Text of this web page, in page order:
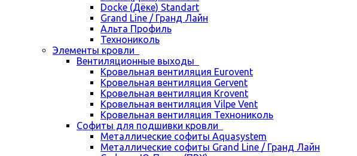
Docke (Дёке) Standart
Grand Line / Гранд Лайн
Альта Профиль
Технониколь
Элементы кровли
Вентиляционные выходы
Кровельная вентиляция Eurovent
Кровельная вентиляция Gervent
Кровельная вентиляция Krovent
Кровельная вентиляция Vilpe Vent
Кровельная вентиляция Технониколь
Cофиты для подшивки кровли
Металлические софиты Aquasystem
Металлические софиты Grand Line / Гранд Лайн